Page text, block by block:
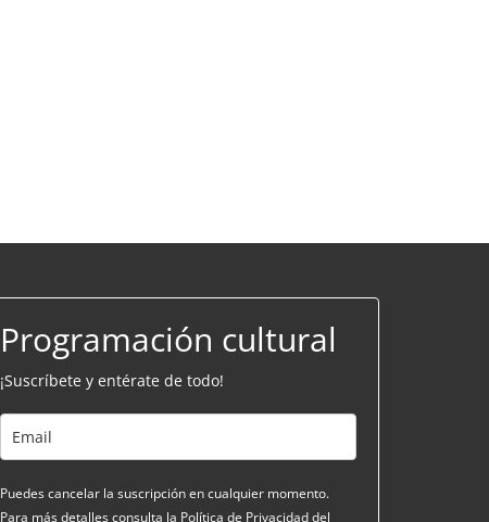
Programación cultural
¡Suscríbete y entérate de todo!
Puedes cancelar la suscripción en cualquier momento.
Para más detalles consulta la Política de Privacidad del